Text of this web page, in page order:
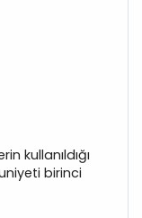
kullanıldığı
birinci